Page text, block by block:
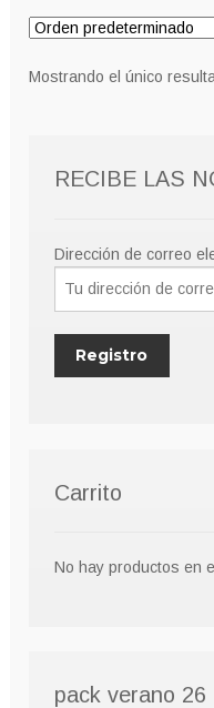
Mostrando el único
RECIBE LAS
Dirección de correo
Carrito
No hay productos en
pack verano 26